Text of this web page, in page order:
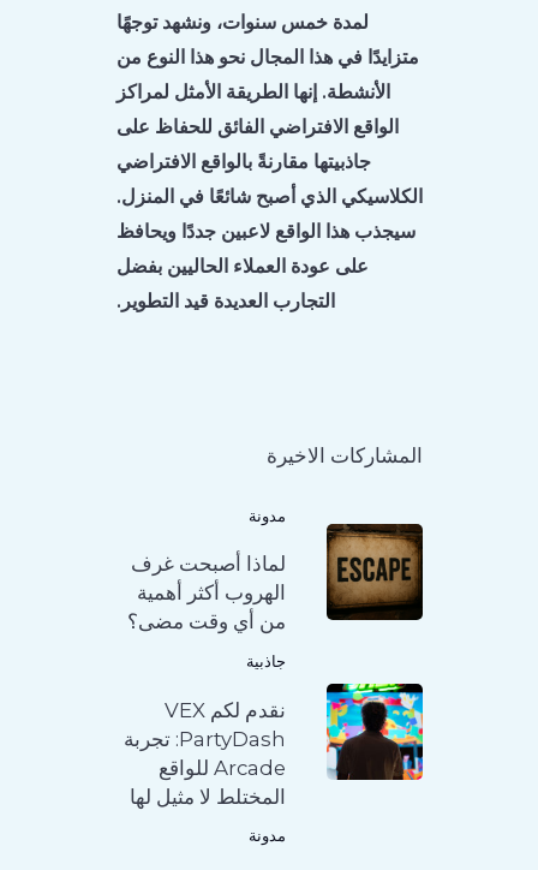
لمدة خمس سنوات، ونشهد توجهًا
متزايدًا في هذا المجال نحو هذا النوع من
الأنشطة. إنها الطريقة الأمثل لمراكز
الواقع الافتراضي الفائق للحفاظ على
جاذبيتها مقارنةً بالواقع الافتراضي
الكلاسيكي الذي أصبح شائعًا في المنزل.
سيجذب هذا الواقع لاعبين جددًا ويحافظ
على عودة العملاء الحاليين بفضل
التجارب العديدة قيد التطوير.
المشاركات الاخيرة
مدونة
لماذا أصبحت غرف
الهروب أكثر أهمية
من أي وقت مضى؟
جاذبية
نقدم لكم VEX
PartyDash: تجربة
Arcade للواقع
المختلط لا مثيل لها
مدونة